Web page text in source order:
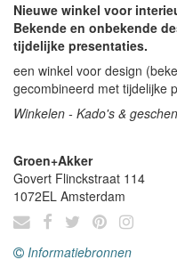
Nieuwe winkel voor
Bekende en onbekende
tijdelijke presentaties.
een winkel voor design
gecombineerd met tijdelijke
Winkelen - Kado's &
Groen+Akker
Govert Flinckstraat 114
1072EL Amsterdam
Informatiebronnen